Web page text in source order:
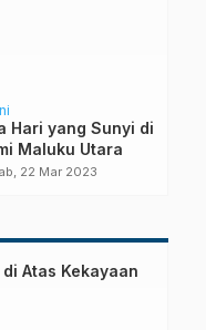
Hari yang Sunyi di
Maluku Utara
22 Mar 2023
Atas Kekayaan